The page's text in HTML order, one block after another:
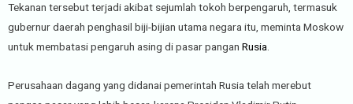
Tekanan tersebut terjadi akibat sejumlah tokoh berpengaruh, termasuk
gubernur daerah penghasil biji-bijian utama negara itu, meminta Moskow
untuk membatasi pengaruh asing di pasar pangan Rusia.
Perusahaan dagang yang didanai pemerintah Rusia telah merebut